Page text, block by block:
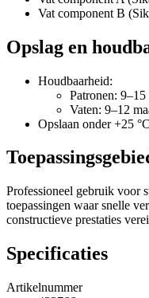
Vat component B
Opslag en
Houdbaarheid:
Patronen: 9–15
Vaten: 9–12
Opslaan onder +25
Professioneel gebruik voor
toepassingen waar snelle
constructieve prestaties
Specificaties
Artikelnummer